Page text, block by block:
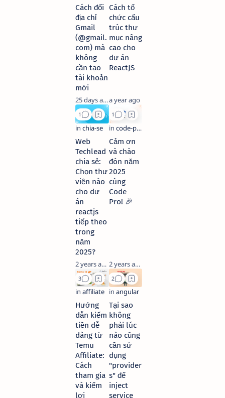
Cách đổi
địa chỉ
Gmail
(@gmail.
com) mà
không
cần tạo
tài khoản
mới
25 days ago
Cách tổ
chức cấu
trúc thư
mục nâng
cao cho
dự án
ReactJS
a year ago
Web
Techlead
chia sẻ:
Chọn thư
viện nào
cho dự
án
reactjs
tiếp theo
trong
năm
2025?
2 years ago
Cảm ơn
và chào
đón năm
2025
cùng
Code
Pro! 🎉
2 years ago
Hướng
dẫn kiếm
tiền dễ
dàng từ
Temu
Affiliate:
Cách
tham gia
và kiếm
lợi
Tại sao
không
phải lúc
nào cũng
cần sử
dụng
"provider
s" để
inject
service